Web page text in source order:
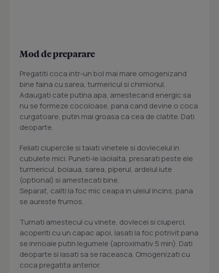
Mod de preparare
Pregatiti coca intr-un bol mai mare omogenizand
bine faina cu sarea, turmericul si chimionul.
Adaugati cate putina apa, amestecand energic sa
nu se formeze cocoloase, pana cand devine o coca
curgatoare, putin mai groasa ca cea de clatite. Dati
deoparte.
Feliati ciupercile si taiati vinetele si dovlecelul in
cubulete mici. Puneti-le laolalta, presarati peste ele
turmericul, boiaua, sarea, piperul, ardeiul iute
(optional) si amestecati bine.
Separat, caliti la foc mic ceapa in uleiul incins, pana
se aureste frumos.
Turnati amestecul cu vinete, dovlecei si ciuperci,
acoperiti cu un capac apoi, lasati la foc potrivit pana
se inmoaie putin legumele (aproximativ 5 min). Dati
deoparte si lasati sa se raceasca. Omogenizati cu
coca pregatita anterior.